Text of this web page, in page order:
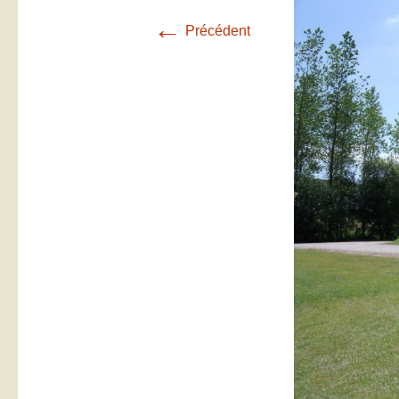
← Précédent